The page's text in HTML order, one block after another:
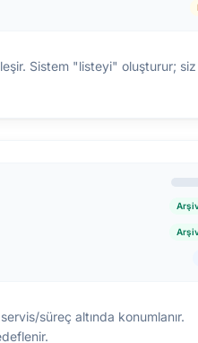
Sistem "listeyi" oluşturur;
süreç altında konumlanır.